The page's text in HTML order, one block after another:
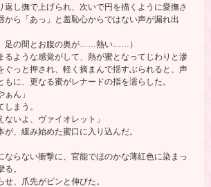
返し撫で上げられ、次いで円を描くように愛撫さ
から「あっ」と羞恥心からではない声が漏れ出
足の間とお腹の奥が……熱い……）
るような感覚がして、熱が蜜となってじわりと滲
ぐっと押され、軽く摘まんで揺すぶられると、声
もに、更なる蜜がレナードの指を濡らした。
ん」
まう。
ないよ、ヴァイオレット」
、緩み始めた蜜口に入り込んだ。
ならない衝撃に、官能でほのかな薄紅色に染まっ
。
、爪先がピンと伸びた。